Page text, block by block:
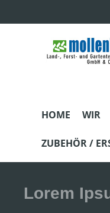
HOME WIR
ZUBEHÖR /
Lorem